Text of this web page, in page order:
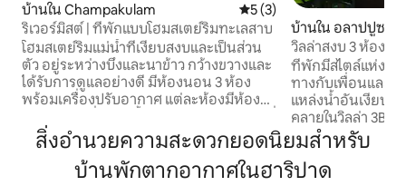
บ้านใน Champakulam คะแนนเฉลี่ย 5 จาก 5, 3 รีวิว
5 (3)
ริเวอร์มิสต์ | ที่พักแบบโฮมสเตย์ริมทะเลสาบ
โฮมสเตย์ริมแม่น้ำที่เงียบสงบและเป็นส่วน
ตัว อยู่ระหว่างบึงและนาข้าว กว้างขวางและ
ได้รับการดูแลอย่างดี มีห้องนอน 3 ห้อง
พร้อมเครื่องปรับอากาศ แต่ละห้องมีห้องน้ำ
เงียบสงบ อากาศบริสุทธิ์ และการเข้าพักที่
ผ่อนคลายท่ามกลางต้นไม้ มีบริการอาหาร
แบบโฮมเมดได้ตามคำขอ เหมาะสำหรับ
บ้านใน อลาปปูซฮา
วิลล่าสงบ 3 ห้องน
เลปเปย
ที่พักมีสไตล์แห่งนี้เ
ทางกับเพื่อนและค
แหล่งน้ำอันเงียบส
คลายในวิลล่า
อยู่อย่างสมบูรณ์แบ
Alappuzha วิลล่า
สมบูรณ์แบบของค
สิ่งอำนวยความสะดวกยอดนิยมสำหรับ
บ้านพักตากอากาศในฮาริปาด